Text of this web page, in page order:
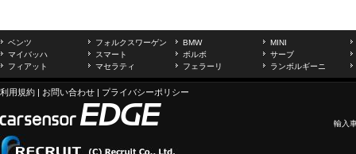
ベンツ フォルクスワーゲン BMW
MINI
マイバッハ
スマート ボルボ
サーブ
フィアット
マセラティ フェラーリ ランボルギーニ
利用規約 | お問い合わせ | プライバシーポリシー
輸入